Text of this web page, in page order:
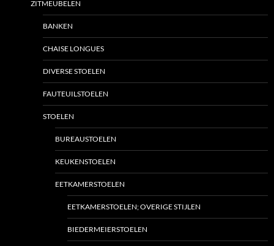
ZITMEUBELEN
BANKEN
CHAISE LONGUES
DIVERSE STOELEN
FAUTEUILSTOELEN
STOELEN
BUREAUSTOELEN
KEUKENSTOELEN
EETKAMERSTOELEN
EETKAMERSTOELEN; OVERIGE STIJLEN
BIEDERMEIERSTOELEN